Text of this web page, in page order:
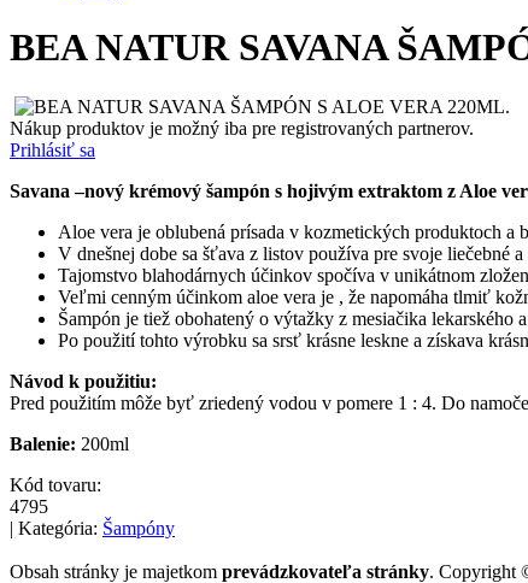
BEA NATUR SAVANA
Nákup produktov je možný iba pre registrovaných partnerov.
Prihlásiť sa
Savana –nový krémový šampón s hojivým extraktom z Aloe
Aloe vera je oblubená prísada v kozmetických produktoch
V dnešnej dobe sa šťava z listov používa pre svoje liečebné a
Tajomstvo blahodárnych účinkov spočíva v unikátnom
Veľmi cenným účinkom aloe vera je , že napomáha tlmiť
Šampón je tiež obohatený o výtažky z mesiačika
Po použití tohto výrobku sa srsť krásne leskne a získava
Návod k použitiu:
Pred použitím môže byť zriedený vodou v pomere 1 : 4. Do
Balenie: 200ml
Kód tovaru:
4795
| Kategória: Šampóny
Obsah stránky je majetkom prevádzkovateľa stránky. Copyright